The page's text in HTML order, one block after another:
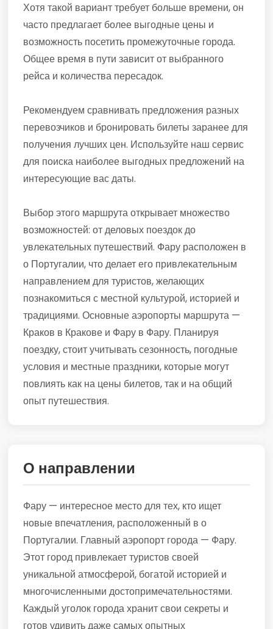
Хотя такой вариант требует больше времени, он
часто предлагает более выгодные цены и
возможность посетить промежуточные города.
Общее время в пути зависит от выбранного
рейса и количества пересадок.
Рекомендуем сравнивать предложения разных
перевозчиков и бронировать билеты заранее для
получения лучших цен. Используйте наш сервис
для поиска наиболее выгодных предложений на
интересующие вас даты.
Выбор этого маршрута открывает множество
возможностей: от деловых поездок до
увлекательных путешествий. Фару расположен в
о Португалии, что делает его привлекательным
направлением для туристов, желающих
познакомиться с местной культурой, историей и
традициями. Основные аэропорты маршрута —
Краков в Кракове и Фару в Фару. Планируя
поездку, стоит учитывать сезонность, погодные
условия и местные праздники, которые могут
повлиять как на цены билетов, так и на общий
опыт путешествия.
О направлении
Фару — интересное место для тех, кто ищет
новые впечатления, расположенный в о
Португалии. Главный аэропорт города — Фару.
Этот город привлекает туристов своей
уникальной атмосферой, богатой историей и
многочисленными достопримечательностями.
Каждый уголок города хранит свои секреты и
готов удивить даже самых опытных